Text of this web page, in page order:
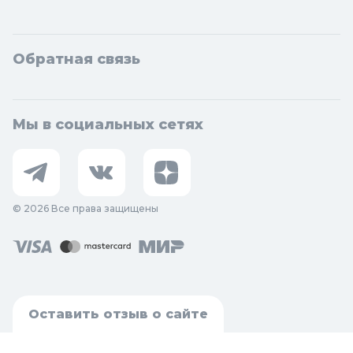
Обратная связь
Мы в социальных сетях
© 2026 Все права защищены
Оставить отзыв о сайте